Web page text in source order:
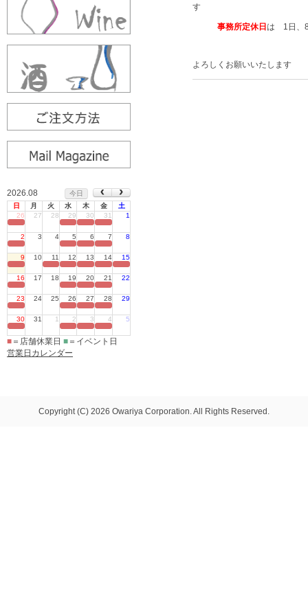
2026.08
今日
日
月 火 水 木 金
土
26
27 28 29 30 31 1
2 3 4 5 6 7 8
9 10 11 12 13 14 15
16 17 18 19 20 21 22
23 24 25 26 27 28 29
30 31 1 2 3 4 5
■ ＝店舗休業日 ■ ＝イベント日
営業日カレンダー
す
事務所定休日 は 1日、
よろしくお願いいたします
Copyright (C) 2026 Owariya Corporation. All Rights Reserved.